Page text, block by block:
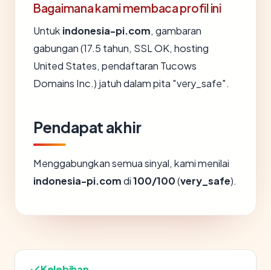
Bagaimana kami membaca profil ini
Untuk indonesia-pi.com, gambaran
gabungan (17.5 tahun, SSL OK, hosting
United States, pendaftaran Tucows
Domains Inc.) jatuh dalam pita "very_safe".
Pendapat akhir
Menggabungkan semua sinyal, kami menilai
indonesia-pi.comdi100/100(very_safe).